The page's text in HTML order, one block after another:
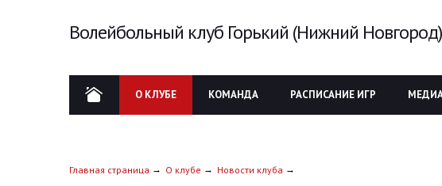
Волейбольный клуб Горький (Нижний Новгород)
О КЛУБЕ КОМАНДА РАСПИСАНИЕ ИГР
Главная страница О клубе
Новости клуба